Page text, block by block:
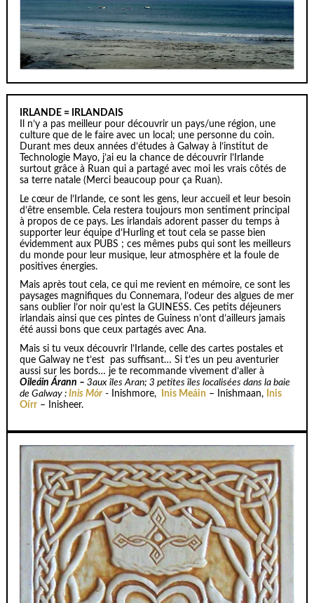
IRLANDE = IRLANDAIS
Il n’y a pas meilleur pour découvrir un pays/une région, une
culture que de le faire avec un local; une personne du coin.
Durant mes deux années d’études à Galway à l’institut de
Technologie Mayo, j’ai eu la chance de découvrir l’Irlande
surtout grâce à Ruan qui a partagé avec moi les vrais côtés de
sa terre natale (Merci beaucoup pour ça Ruan).
Le cœur de l’Irlande, ce sont les gens, leur accueil et leur besoin
d’être ensemble. Cela restera toujours mon sentiment principal
à propos de ce pays. Les irlandais adorent passer du temps à
supporter leur équipe d’Hurling et tout cela se passe bien
évidemment aux PUBS ; ces mêmes pubs qui sont les meilleurs
du monde pour leur musique, leur atmosphère et la foule de
positives énergies.
Mais après tout cela, ce qui me revient en mémoire, ce sont les
paysages magnifiques du Connemara, l’odeur des algues de mer
sans oublier l’or noir qu’est la GUINESS. Ces petits déjeuners
irlandais ainsi que ces pintes de Guiness n’ont d’ailleurs jamais
été aussi bons que ceux partagés avec Ana.
Mais si tu veux découvrir l’Irlande, celle des cartes postales et
que Galway ne t’est pas suffisant… Si t’es un peu aventurier
aussi sur les bords… je te recommande vivement d’aller à
Oileáin Árann –3aux îles Aran; 3 petites îles localisées dans la baie
de Galway :Inis Mór - Inishmore, Inis Meáin – Inishmaan, Inis
Oírr – Inisheer.